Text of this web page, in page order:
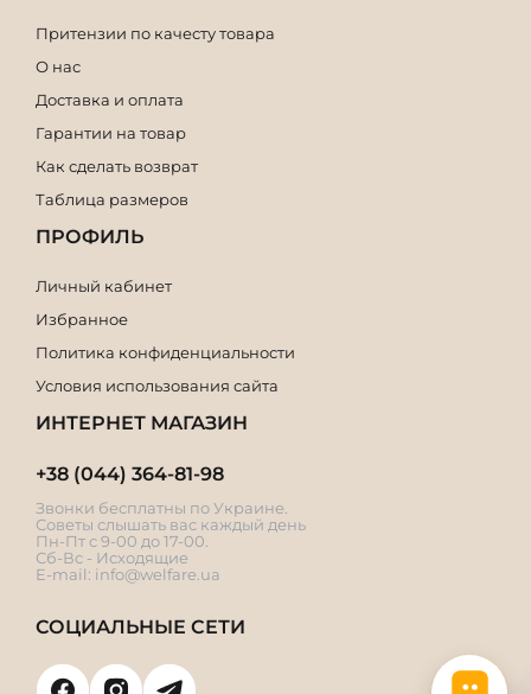
Притензии по качесту товара
О нас
Доставка и оплата
Гарантии на товар
Как сделать возврат
Таблица размеров
ПРОФИЛЬ
Личный кабинет
Избранное
Политика конфиденциальности
Условия использования сайта
ИНТЕРНЕТ МАГАЗИН
+38 (044) 364-81-98
Звонки бесплатны по Украине.
Советы слышать вас каждый день
Пн-Пт с 9-00 до 17-00.
Сб-Вс - Исходящие
E-mail: info@welfare.ua
СОЦИАЛЬНЫЕ СЕТИ